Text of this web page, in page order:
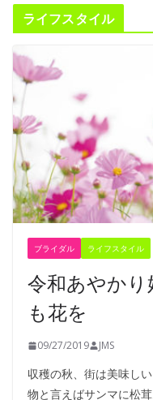
ライフスタイル
ブライダル ライフスタイル
令和あやか
も花を
09/27/2019 JMS
収穫の秋、街は美味し
物と言えばサンマに松